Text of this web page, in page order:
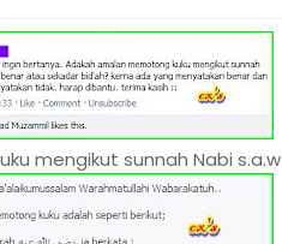
mengikut sunnah Nabi s.a.w